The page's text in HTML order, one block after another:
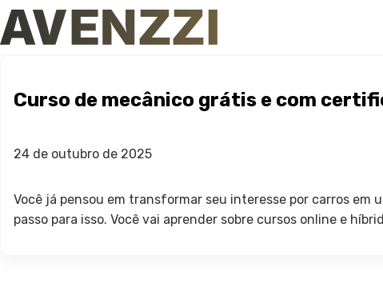
Curso de mecânico grátis e com
24 de outubro de 2025
Você já pensou em transformar seu interesse por carros em
passo para isso. Você vai aprender sobre cursos online e